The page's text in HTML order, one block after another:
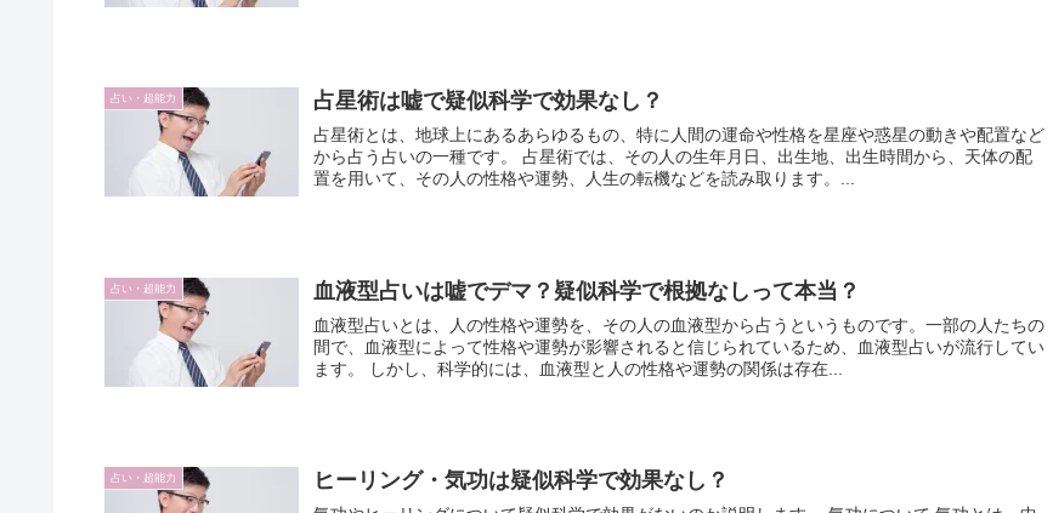
占い・超能力 占星術は嘘で疑似科学で効果なし？
占星術とは、地球上にあるあらゆるもの、特に人間の運命や性格を星座や惑星の動きや配置など
から占う占いの一種です。 占星術では、その人の生年月日、出生地、出生時間から、天体の配
置を用いて、その人の性格や運勢、人生の転機などを読み取ります。...
占い・超能力 血液型占いは嘘でデマ？疑似科学で根拠なしって本当？
血液型占いとは、人の性格や運勢を、その人の血液型から占うというものです。一部の人たちの
間で、血液型によって性格や運勢が影響されると信じられているため、血液型占いが流行してい
ます。 しかし、科学的には、血液型と人の性格や運勢の関係は存在...
占い・超能力 ヒーリング・気功は疑似科学で効果なし？